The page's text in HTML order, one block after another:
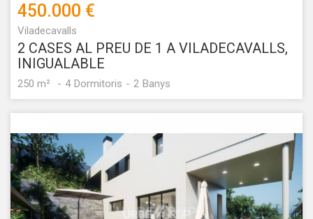
450.000 €
Viladecavalls
2 CASES AL PREU DE 1 A VILADECAVALLS,
INIGUALABLE
250 m² 4 Dormitoris 2 Banys
Guardar configuració